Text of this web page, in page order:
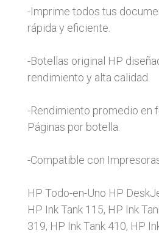
-Imprime todos tus
rápida y eficiente.
-Botellas original HP
rendimiento y alta calidad.
-Rendimiento promedio en
Páginas por botella.
-Compatible con
HP Todo-en-Uno HP
HP Ink Tank 115, HP Ink
319, HP Ink Tank 410, HP